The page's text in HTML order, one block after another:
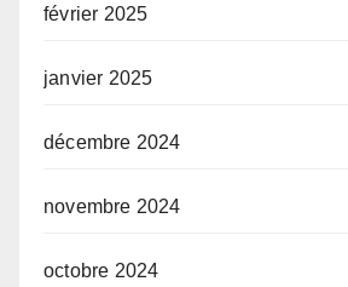
février 2025
janvier 2025
décembre 2024
novembre 2024
octobre 2024